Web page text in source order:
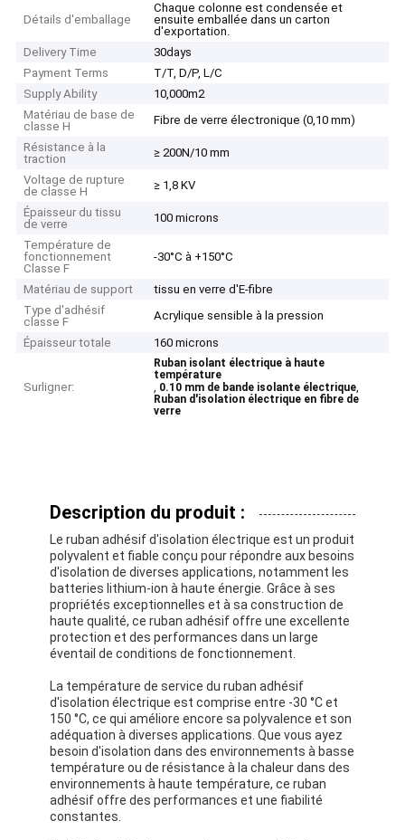
Détails d'emballage
Chaque colonne est condensée et
ensuite emballée dans un carton
d'exportation.
Delivery Time
30days
Payment Terms
T/T, D/P, L/C
Supply Ability
10,000m2
Matériau de base de
classe H
Fibre de verre électronique (0,10 mm)
Résistance à la
traction
≥ 200N/10 mm
Voltage de rupture
de classe H
≥ 1,8 KV
Épaisseur du tissu
de verre
100 microns
Température de
fonctionnement
Classe F
-30°C à +150°C
Matériau de support
tissu en verre d'E-fibre
Type d'adhésif
classe F
Acrylique sensible à la pression
Épaisseur totale
160 microns
Surligner:
Ruban isolant électrique à haute
température
, 0.10 mm de bande isolante électrique,
Ruban d'isolation électrique en fibre de
verre
Description du produit :
Le ruban adhésif d'isolation électrique est un produit
polyvalent et fiable conçu pour répondre aux besoins
d'isolation de diverses applications, notamment les
batteries lithium-ion à haute énergie. Grâce à ses
propriétés exceptionnelles et à sa construction de
haute qualité, ce ruban adhésif offre une excellente
protection et des performances dans un large
éventail de conditions de fonctionnement.
La température de service du ruban adhésif
d'isolation électrique est comprise entre -30 °C et
150 °C, ce qui améliore encore sa polyvalence et son
adéquation à diverses applications. Que vous ayez
besoin d'isolation dans des environnements à basse
température ou de résistance à la chaleur dans des
environnements à haute température, ce ruban
adhésif offre des performances et une fiabilité
constantes.